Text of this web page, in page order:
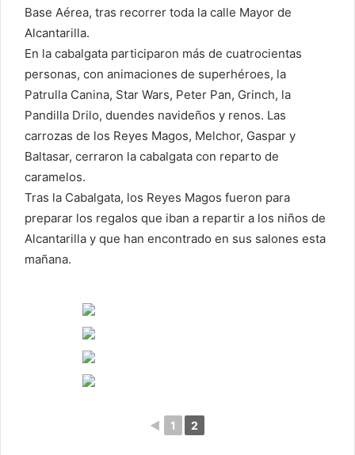
Base Aérea, tras recorrer toda la calle Mayor de
Alcantarilla.
En la cabalgata participaron más de cuatrocientas
personas, con animaciones de superhéroes, la
Patrulla Canina, Star Wars, Peter Pan, Grinch, la
Pandilla Drilo, duendes navideños y renos. Las
carrozas de los Reyes Magos, Melchor, Gaspar y
Baltasar, cerraron la cabalgata con reparto de
caramelos.
Tras la Cabalgata, los Reyes Magos fueron para
preparar los regalos que iban a repartir a los niños de
Alcantarilla y que han encontrado en sus salones esta
mañana.
◄ 1 2